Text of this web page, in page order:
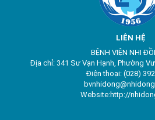
LIÊN HỆ
BỆNH VIỆN NHI
Địa chỉ: 341 Sư Vạn Hạnh, Phường
Điện thoại: (028)
Website:http://